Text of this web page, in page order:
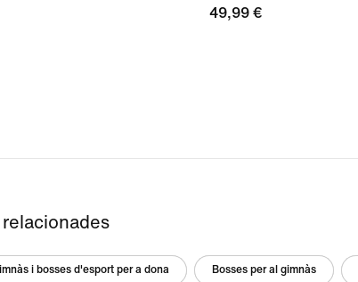
49,99 €
i bosses d'esport per a dona Bosses per al gimnàs